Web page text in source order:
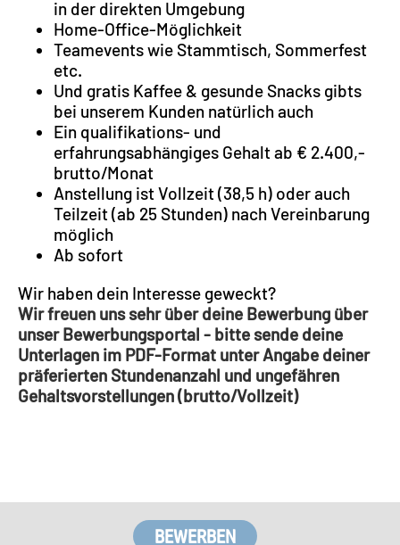
in der direkten Umgebung
Home-Office-Möglichkeit
Teamevents wie Stammtisch, Sommerfest
etc.
Und gratis Kaffee & gesunde Snacks gibts
bei unserem Kunden natürlich auch
Ein qualifikations- und
erfahrungsabhängiges Gehalt ab € 2.400,-
brutto/Monat
Anstellung ist Vollzeit (38,5 h) oder auch
Teilzeit (ab 25 Stunden) nach Vereinbarung
möglich
Ab sofort
Wir haben dein Interesse geweckt?
Wir freuen uns sehr über deine Bewerbung über
unser Bewerbungsportal - bitte sende deine
Unterlagen im PDF-Format unter Angabe deiner
präferierten Stundenanzahl und ungefähren
Gehaltsvorstellungen (brutto/Vollzeit)